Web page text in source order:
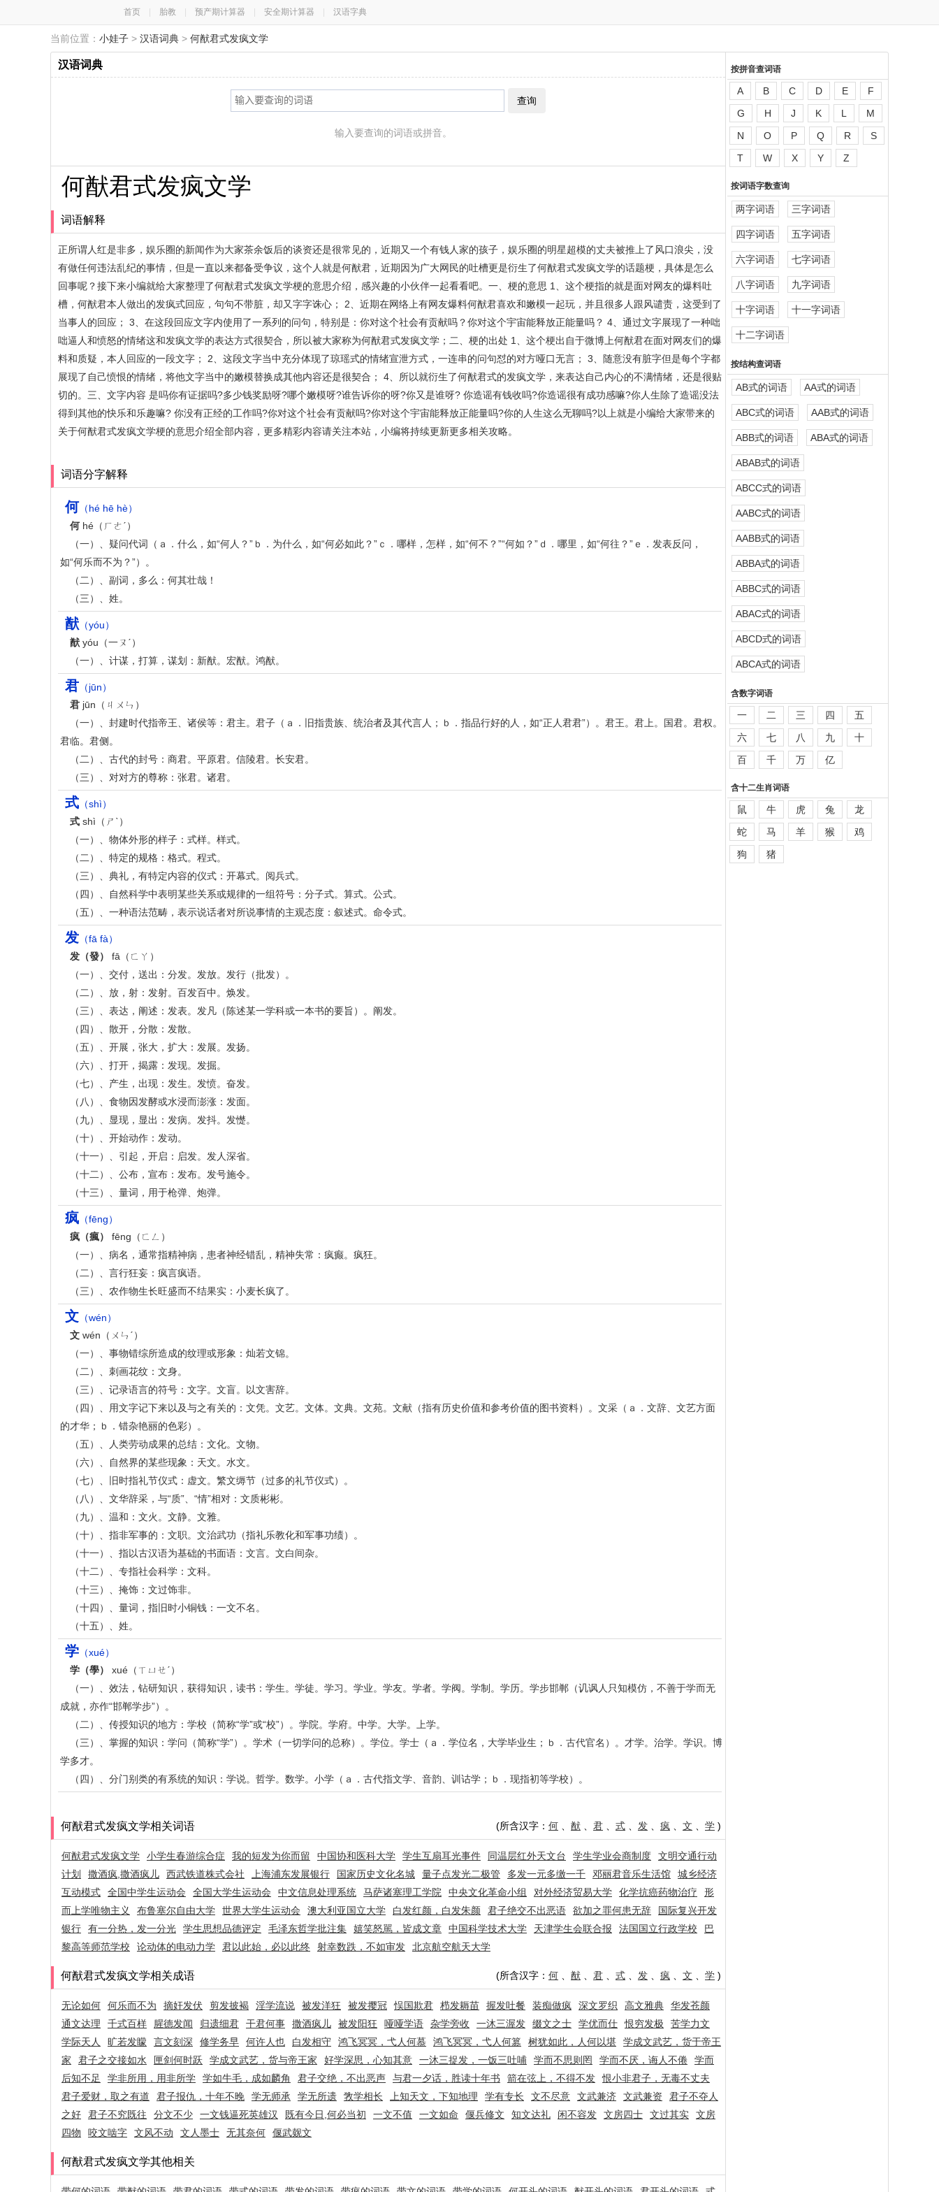
首页 胎教 预产期计算器 安全期计算器 汉语字典
当前位置： 小娃子 > 汉语词典 > 何猷君式发疯文学
汉语词典
查询
输入要查询的词语或拼音。
何猷君式发疯文学
词语解释
正所谓人红是非多，娱乐圈的新闻作为大家茶余饭后的谈资还是很常见的，近期又一个有钱人家的孩子，娱乐圈的明星超模的丈夫被推上了风口浪尖，没
有做任何违法乱纪的事情，但是一直以来都备受争议，这个人就是何猷君，近期因为广大网民的吐槽更是衍生了何猷君式发疯文学的话题梗，具体是怎么
回事呢？接下来小编就给大家整理了何猷君式发疯文学梗的意思介绍，感兴趣的小伙伴一起看看吧。一、梗的意思 1、这个梗指的就是面对网友的爆料吐
槽，何猷君本人做出的发疯式回应，句句不带脏，却又字字诛心； 2、近期在网络上有网友爆料何猷君喜欢和嫩模一起玩，并且很多人跟风谴责，这受到了
当事人的回应； 3、在这段回应文字内使用了一系列的问句，特别是：你对这个社会有贡献吗？你对这个宇宙能释放正能量吗？ 4、通过文字展现了一种咄
咄逼人和愤怒的情绪这和发疯文学的表达方式很契合，所以被大家称为何猷君式发疯文学；二、梗的出处 1、这个梗出自于微博上何猷君在面对网友们的爆
料和质疑，本人回应的一段文字； 2、这段文字当中充分体现了琼瑶式的情绪宣泄方式，一连串的问句怼的对方哑口无言； 3、随意没有脏字但是每个字都
展现了自己愤恨的情绪，将他文字当中的嫩模替换成其他内容还是很契合； 4、所以就衍生了何猷君式的发疯文学，来表达自己内心的不满情绪，还是很贴
切的。三、文字内容 是吗你有证据吗?多少钱奖励呀?哪个嫩模呀?谁告诉你的呀?你又是谁呀? 你造谣有钱收吗?你造谣很有成功感嘛?你人生除了造谣没法
得到其他的快乐和乐趣嘛‌‌‌‌‌‌‌‌‌‌? 你没有正经的工作吗?你对这个社会有贡献吗?你对这个宇宙能释放正能量吗?你的人生这么无聊吗?以上就是小编给大家带来的
关于何猷君式发疯文学梗的意思介绍全部内容，更多精彩内容请关注本站，小编将持续更新更多相关攻略。
词语分字解释
何 （hé hē hè）
何 hé（ㄏㄜˊ）
（一）、疑问代词（ａ．什么，如“何人？”ｂ．为什么，如“何必如此？”ｃ．哪样，怎样，如“何不？”“何如？”ｄ．哪里，如“何往？”ｅ．发表反问，
如“何乐而不为？”）。
（二）、副词，多么：何其壮哉！
（三）、姓。
猷 （yóu）
猷 yóu（一ㄡˊ）
（一）、计谋，打算，谋划：新猷。宏猷。鸿猷。
君 （jūn）
君 jūn（ㄐㄨㄣ）
（一）、封建时代指帝王、诸侯等：君主。君子（ａ．旧指贵族、统治者及其代言人；ｂ．指品行好的人，如“正人君君”）。君王。君上。国君。君权。
君临。君侧。
（二）、古代的封号：商君。平原君。信陵君。长安君。
（三）、对对方的尊称：张君。诸君。
式 （shì）
式 shì（ㄕˋ）
（一）、物体外形的样子：式样。样式。
（二）、特定的规格：格式。程式。
（三）、典礼，有特定内容的仪式：开幕式。阅兵式。
（四）、自然科学中表明某些关系或规律的一组符号：分子式。算式。公式。
（五）、一种语法范畴，表示说话者对所说事情的主观态度：叙述式。命令式。
发 （fā fà）
发（發）
fā（ㄈㄚ）
（一）、交付，送出：分发。发放。发行（批发）。
（二）、放，射：发射。百发百中。焕发。
（三）、表达，阐述：发表。发凡（陈述某一学科或一本书的要旨）。阐发。
（四）、散开，分散：发散。
（五）、开展，张大，扩大：发展。发扬。
（六）、打开，揭露：发现。发掘。
（七）、产生，出现：发生。发愤。奋发。
（八）、食物因发酵或水浸而澎涨：发面。
（九）、显现，显出：发病。发抖。发憷。
（十）、开始动作：发动。
（十一）、引起，开启：启发。发人深省。
（十二）、公布，宣布：发布。发号施令。
（十三）、量词，用于枪弹、炮弹。
疯 （fēng）
疯（瘋）
fēng（ㄈㄥ）
（一）、病名，通常指精神病，患者神经错乱，精神失常：疯癫。疯狂。
（二）、言行狂妄：疯言疯语。
（三）、农作物生长旺盛而不结果实：小麦长疯了。
文 （wén）
文 wén（ㄨㄣˊ）
（一）、事物错综所造成的纹理或形象：灿若文锦。
（二）、刺画花纹：文身。
（三）、记录语言的符号：文字。文盲。以文害辞。
（四）、用文字记下来以及与之有关的：文凭。文艺。文体。文典。文苑。文献（指有历史价值和参考价值的图书资料）。文采（ａ．文辞、文艺方面
的才华；ｂ．错杂艳丽的色彩）。
（五）、人类劳动成果的总结：文化。文物。
（六）、自然界的某些现象：天文。水文。
（七）、旧时指礼节仪式：虚文。繁文缛节（过多的礼节仪式）。
（八）、文华辞采，与“质”、“情”相对：文质彬彬。
（九）、温和：文火。文静。文雅。
（十）、指非军事的：文职。文治武功（指礼乐教化和军事功绩）。
（十一）、指以古汉语为基础的书面语：文言。文白间杂。
（十二）、专指社会科学：文科。
（十三）、掩饰：文过饰非。
（十四）、量词，指旧时小铜钱：一文不名。
（十五）、姓。
学 （xué）
学（學）
xué（ㄒㄩㄝˊ）
（一）、效法，钻研知识，获得知识，读书：学生。学徒。学习。学业。学友。学者。学阀。学制。学历。学步邯郸（讥讽人只知模仿，不善于学而无
成就，亦作“邯郸学步”）。
（二）、传授知识的地方：学校（简称“学”或“校”）。学院。学府。中学。大学。上学。
（三）、掌握的知识：学问（简称“学”）。学术（一切学问的总称）。学位。学士（ａ．学位名，大学毕业生；ｂ．古代官名）。才学。治学。学识。博
学多才。
（四）、分门别类的有系统的知识：学说。哲学。数学。小学（ａ．古代指文学、音韵、训诂学；ｂ．现指初等学校）。
何猷君式发疯文学相关词语 (所含汉字： 何 猷 君 式 发 疯 文 学 )
何猷君式发疯文学 小学生春游综合症 我的短发为你而留 中国协和医科大学 学生互扇耳光事件 同温层红外天文台 学生学业会商制度
文明交通行动
计划
撒酒疯,撒酒疯儿 西武铁道株式会社 上海浦东发展银行 国家历史文化名城 量子点发光二极管 多发一元多缴一千 邓丽君音乐生活馆
城乡经济
互动模式
全国中学生运动会 全国大学生运动会 中文信息处理系统 马萨诸塞理工学院 中央文化革命小组 对外经济贸易大学 化学抗癌药物治疗
形
而上学唯物主义
布鲁塞尔自由大学 世界大学生运动会 澳大利亚国立大学 白发红颜，白发朱颜 君子绝交不出恶语 欲加之罪何患无辞
国际复兴开发
银行
有一分热，发一分光 学生思想品德评定 毛泽东哲学批注集 嬉笑怒駡，皆成文章 中国科学技术大学 天津学生会联合报 法国国立行政学校
巴
黎高等师范学校
论动体的电动力学 君以此始，必以此终 射幸数跌，不如审发 北京航空航天大学
何猷君式发疯文学相关成语 (所含汉字： 何 猷 君 式 发 疯 文 学 )
无论如何 何乐而不为 摘奸发伏 剪发披褐 淫学流说 被发洋狂 被发撄冠 悮国欺君 栉发耨苗 握发吐餐 装痴做疯 深文罗织 高文雅典
华发苍颜
通文达理
千式百样 腥德发闻 归遗细君 干君何事 撒酒疯儿 被发阳狂 哑哑学语 杂学旁收 一沐三渥发 缀文之士 学优而仕 恨穷发极
苦学力文
学际天人
旷若发矇 言文刻深 修学务早 何许人也 白发相守 鸿飞冥冥，弋人何慕 鸿飞冥冥，弋人何篡 树犹如此，人何以堪
学成文武艺，货于帝王
家
君子之交接如水 匣剑何时跃 学成文武艺，货与帝王家 好学深思，心知其意 一沐三捉发，一饭三吐哺 学而不思则罔 学而不厌，诲人不倦
学而
后知不足
学非所用，用非所学 学如牛毛，成如麟角 君子交绝，不出恶声 与君一夕话，胜读十年书 箭在弦上，不得不发
恨小非君子，无毒不丈夫
君子爱财，取之有道
君子报仇，十年不晚 学无师承 学无所遗 敩学相长 上知天文，下知地理 学有专长 文不尽意 文武兼济 文武兼资
君子不夺人
之好
君子不究既往 分文不少 一文钱逼死英雄汉 既有今日,何必当初 一文不值 一文如命 偃兵修文 知文达礼 闲不容发 文房四士 文过其实
文房
四物
咬文啮字 文风不动 文人墨士 无其奈何 偃武觌文
何猷君式发疯文学其他相关
按拼音查词语
A B C D E
F
G
H J K L
M
N
O P Q R
S
T
W X Y Z
按词语字数查询
两字词语 三字词语
四字词语 五字词语
六字词语 七字词语
八字词语 九字词语
十字词语 十一字词语
十二字词语
按结构查词语
AB式的词语 AA式的词语
ABC式的词语 AAB式的词语
ABB式的词语 ABA式的词语
ABAB式的词语
ABCC式的词语
AABC式的词语
AABB式的词语
ABBA式的词语
ABBC式的词语
ABAC式的词语
ABCD式的词语
ABCA式的词语
含数字词语
一 二 三 四
五
六
七 八 九
十
百
千 万 亿
含十二生肖词语
鼠 牛 虎 兔
龙
蛇
马 羊 猴
鸡
狗
猪